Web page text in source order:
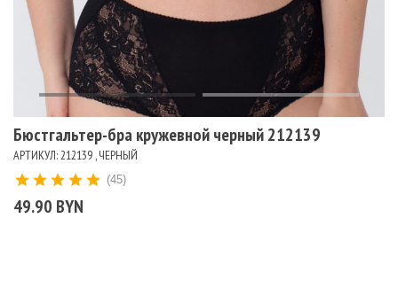
Бюстгальтер-бра кружевной черный 212139
АРТИКУЛ: 212139 , ЧЕРНЫЙ
49.90 BYN
(45)